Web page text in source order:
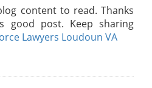
content to read. Thanks
good post. Keep sharing
Lawyers Loudoun VA